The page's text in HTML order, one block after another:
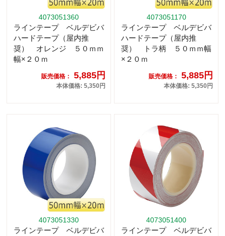
4073051360
ラインテープ ベルデビバ
ハードテープ（屋内推
奨） オレンジ ５０ｍｍ
幅×２０ｍ
販売価格： 5,885円
本体価格: 5,350円
4073051170
ラインテープ ベルデビバ
ハードテープ（屋内推
奨） トラ柄 ５０ｍｍ幅
×２０ｍ
販売価格： 5,885円
本体価格: 5,350円
4073051330
ラインテープ ベルデビバ
4073051400
ラインテープ ベルデビバ